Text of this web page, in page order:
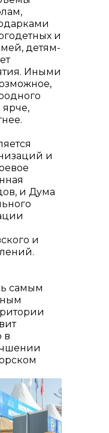
и
детям-
Иными
ярче,
и
и Дума
и
самым
в